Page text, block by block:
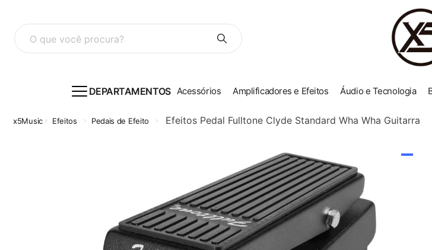
O que você procura?
DEPARTAMENTOS Acessórios Amplificadores e Efeitos Áudio e Tecnologia
Efeitos Pedais de Efeito Efeitos Pedal Fulltone Clyde Standard Wha Wha Guitarra